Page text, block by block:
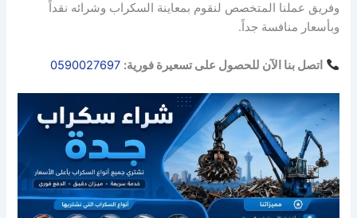
وفريق عملنا المتخصص لنقوم بمعاينة السكراب وشرائه نقداً
وبأسعار منافسة جداً.
اتصل بنا الآن للحصول على تسعيرة فورية: 0590027697